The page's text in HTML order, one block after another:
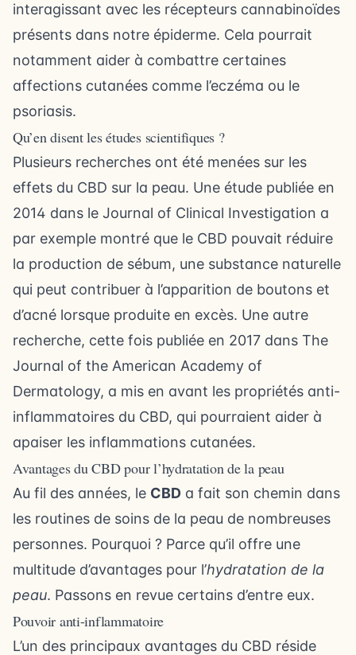
interagissant avec les récepteurs cannabinoïdes
présents dans notre épiderme. Cela pourrait
notamment aider à combattre certaines
affections cutanées comme l’eczéma ou le
psoriasis.
Qu’en disent les études scientifiques ?
Plusieurs recherches ont été menées sur les
effets du CBD sur la peau. Une étude publiée en
2014 dans le Journal of Clinical Investigation a
par exemple montré que le CBD pouvait réduire
la production de sébum, une substance naturelle
qui peut contribuer à l’apparition de boutons et
d’acné lorsque produite en excès. Une autre
recherche, cette fois publiée en 2017 dans The
Journal of the American Academy of
Dermatology, a mis en avant les propriétés anti-
inflammatoires du CBD, qui pourraient aider à
apaiser les inflammations cutanées.
Avantages du CBD pour l’hydratation de la peau
Au fil des années, le CBD a fait son chemin dans
les routines de soins de la peau de nombreuses
personnes. Pourquoi ? Parce qu’il offre une
multitude d’avantages pour l’hydratation de la
peau. Passons en revue certains d’entre eux.
Pouvoir anti-inflammatoire
L’un des principaux avantages du CBD réside